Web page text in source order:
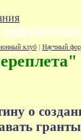
клуб| Научный
о